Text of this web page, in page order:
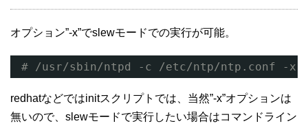
オプション”-x”でslewモードでの実行が可能。
# /usr/sbin/ntpd -c /etc/ntp/ntp.conf -x
redhatなどではinitスクリプトでは、当然”-x”オプションは
無いので、slewモードで実行したい場合はコマンドライン